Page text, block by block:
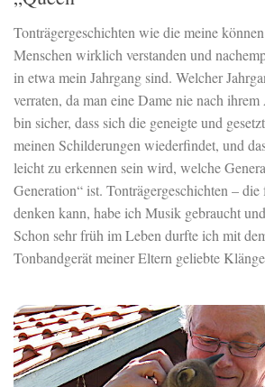
Tonträgergeschichten wie die meine
Menschen wirklich verstanden und
in etwa mein Jahrgang sind. Welcher
verraten, da man eine Dame nie nach
bin sicher, dass sich die geneigte und
meinen Schilderungen wiederfindet, und
leicht zu erkennen sein wird, welche
Generation“ ist. Tonträgergeschichten –
denken kann, habe ich Musik gebraucht
Schon sehr früh im Leben durfte ich mit
Tonbandgerät meiner Eltern geliebte